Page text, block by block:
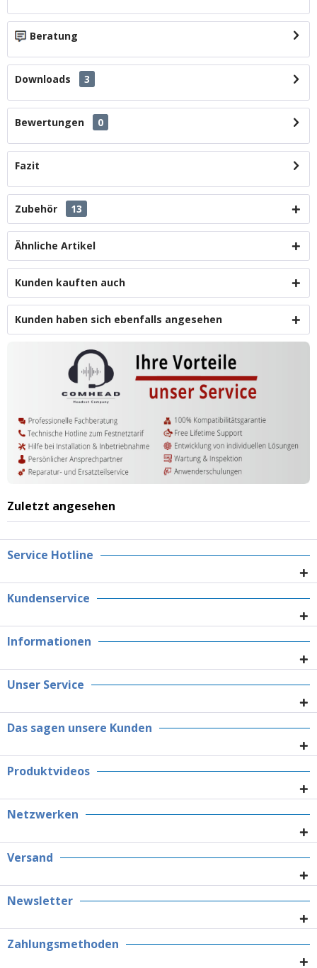
Beratung
Downloads 3
Bewertungen 0
Fazit
Zubehör 13
Ähnliche Artikel
Kunden kauften auch
Kunden haben sich ebenfalls angesehen
Zuletzt angesehen
Service Hotline
Kundenservice
Informationen
Unser Service
Das sagen unsere Kunden
Produktvideos
Netzwerken
Versand
Newsletter
Zahlungsmethoden